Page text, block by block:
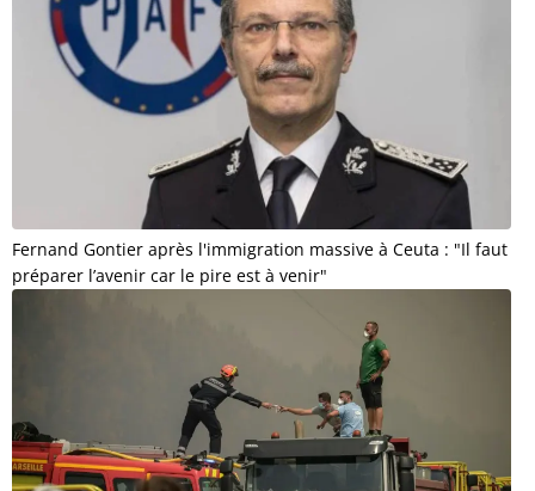
Fernand Gontier après l'immigration massive à Ceuta : "Il faut
préparer l’avenir car le pire est à venir"